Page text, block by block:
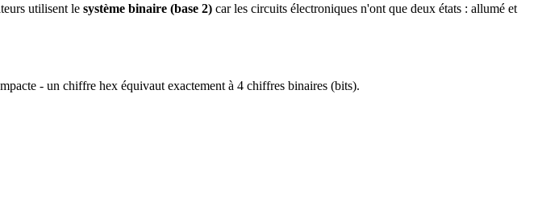
utilisent le système binaire (base 2) car les circuits électroniques n'ont que deux états : allumé et
- un chiffre hex équivaut exactement à 4 chiffres binaires (bits).